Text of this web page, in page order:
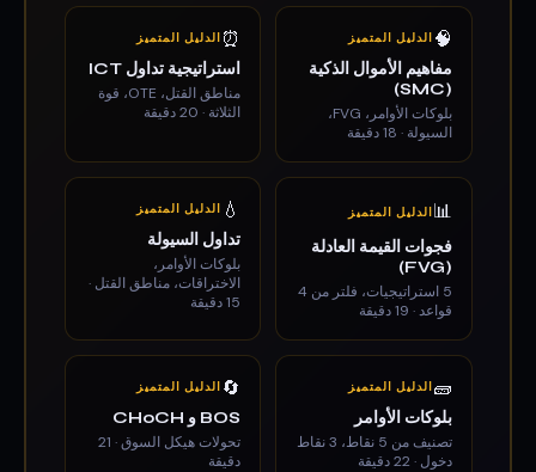
🧠 الدليل المتميز
مفاهيم الأموال الذكية
(SMC)
بلوكات الأوامر، FVG،
السيولة · 18 دقيقة
⏰ الدليل المتميز
استراتيجية تداول ICT
مناطق القتل، OTE، قوة
الثلاثة · 20 دقيقة
📊 الدليل المتميز
فجوات القيمة العادلة
(FVG)
5 استراتيجيات، فلتر من 4
قواعد · 19 دقيقة
💧 الدليل المتميز
تداول السيولة
بلوكات الأوامر،
الاختراقات، مناطق القتل ·
15 دقيقة
🧱 الدليل المتميز
بلوكات الأوامر
تصنيف من 5 نقاط، 3 نقاط
دخول · 22 دقيقة
🔄 الدليل المتميز
BOS و CHoCH
تحولات هيكل السوق · 21
دقيقة